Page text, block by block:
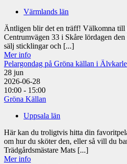
Värmlands län
Äntligen blir det en träff! Välkomna
Centrumvägen 33 i Skåre lördagen
sälj sticklingar och [...]
Mer info
Pelargondag på Gröna källan i
28 jun
2026-06-28
10:00 - 15:00
Gröna Källan
Uppsala län
Här kan du troligtvis hitta din
om hur du sköter den, eller så vill du
Trädgårdsmästare Mats [...]
Mer info